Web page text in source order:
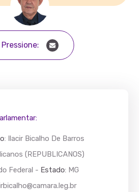
Pressione:
: Ilacir Bicalho De Barros
(REPUBLICANOS)
Federal - Estado: MG